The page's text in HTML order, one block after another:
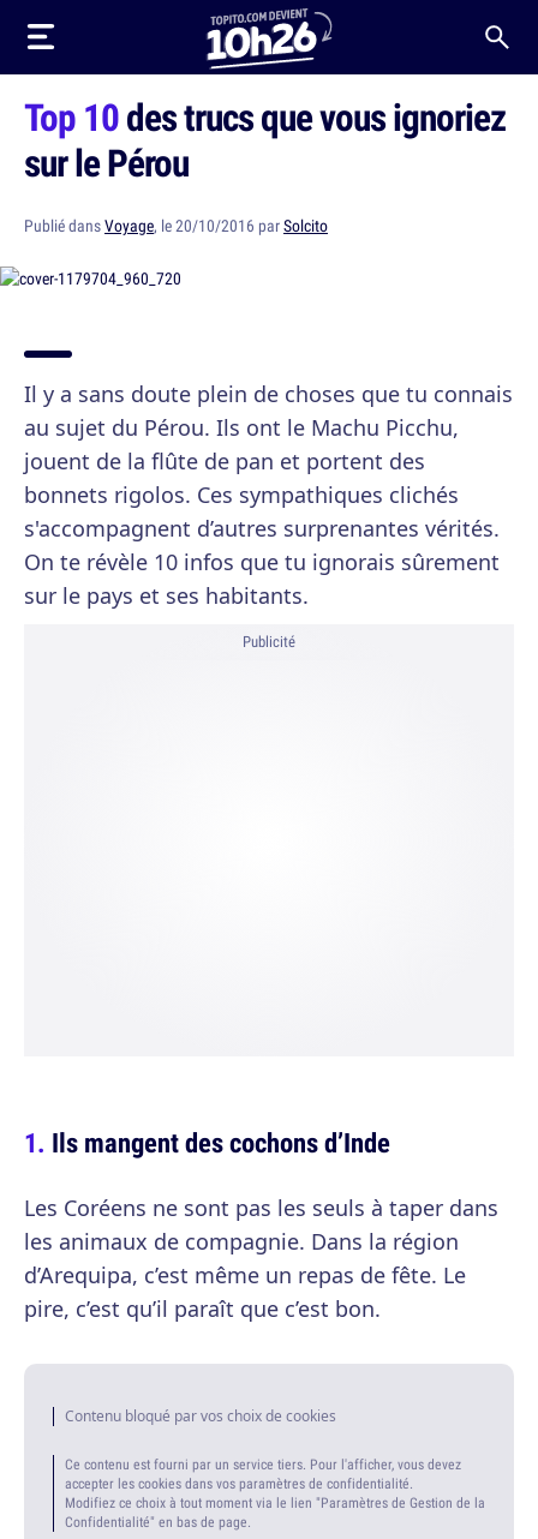
Top 10des trucs que vous ignoriez
sur le Pérou
Publié dansVoyage, le 20/10/2016 parSolcito
Il y a sans doute plein de choses que tu connais
au sujet du Pérou. Ils ont le Machu Picchu,
jouent de la flûte de pan et portent des
bonnets rigolos. Ces sympathiques clichés
s'accompagnent d’autres surprenantes vérités.
On te révèle 10 infos que tu ignorais sûrement
sur le pays et ses habitants.
Publicité
Ils mangent des cochons d’Inde
Les Coréens ne sont pas les seuls à taper dans
les animaux de compagnie. Dans la région
d’Arequipa, c’est même un repas de fête. Le
pire, c’est qu’il paraît que c’est bon.
Contenu bloqué par vos choix de cookies
Ce contenu est fourni par un service tiers. Pour l'afficher, vous devez
accepter les cookies dans vos paramètres de confidentialité.
Modifiez ce choix à tout moment via le lien "Paramètres de Gestion de la
Confidentialité" en bas de page.